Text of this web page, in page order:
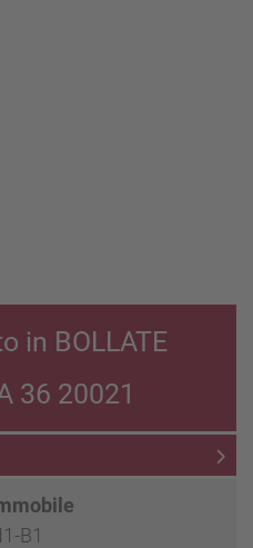
in BOLLATE
36 20021
B1